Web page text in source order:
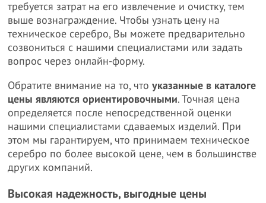
требуется затрат на его извлечение и очистку, тем
выше вознаграждение. Чтобы узнать цену на
техническое серебро, Вы можете предварительно
созвониться с нашими специалистами или задать
вопрос через онлайн-форму.
Обратите внимание на то, чтоуказанные в каталоге
цены являются ориентировочными. Точная цена
определяется после непосредственной оценки
нашими специалистами сдаваемых изделий. При
этом мы гарантируем, что принимаем техническое
серебро по более высокой цене, чем в большинстве
других компаний.
Высокая надежность, выгодные цены